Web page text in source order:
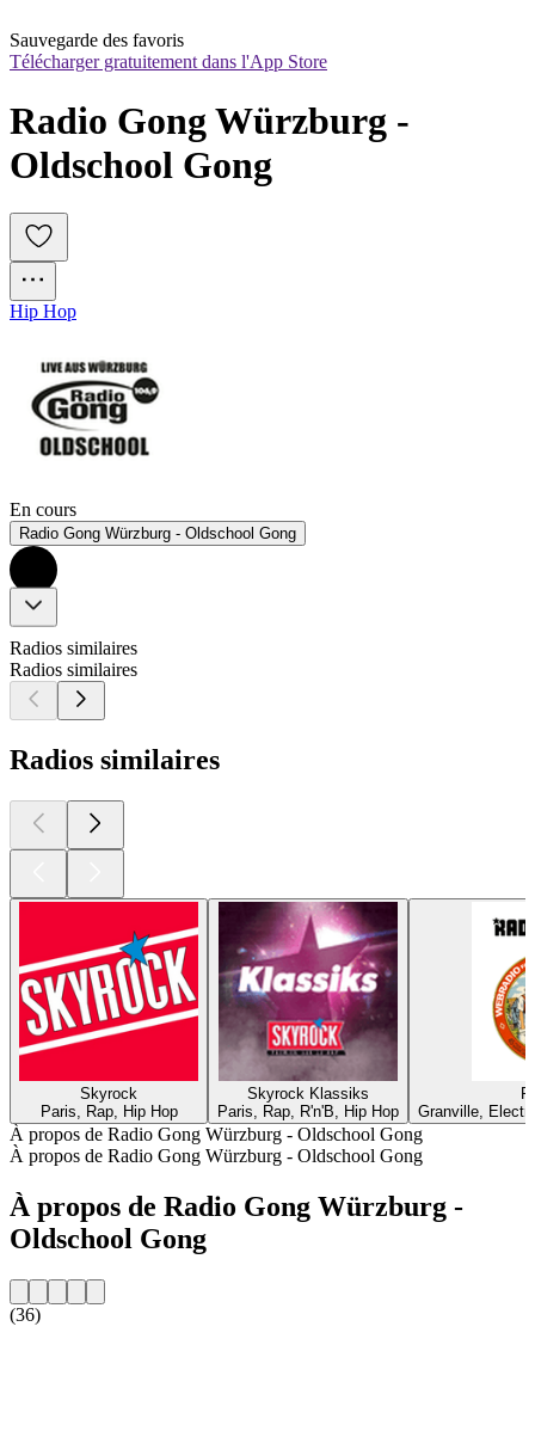
Sauvegarde des favoris
Télécharger gratuitement dans l'App Store
Radio Gong Würzburg -
Oldschool Gong
Hip Hop
En cours
Radio Gong Würzburg - Oldschool Gong
Radios similaires
Radios similaires
Radios similaires
Skyrock
Paris, Rap, Hip Hop
Skyrock Klassiks
Paris, Rap, R'n'B, Hip Hop
Granville,
À propos de Radio Gong Würzburg - Oldschool Gong
À propos de Radio Gong Würzburg - Oldschool Gong
À propos de Radio Gong Würzburg -
Oldschool Gong
(36)